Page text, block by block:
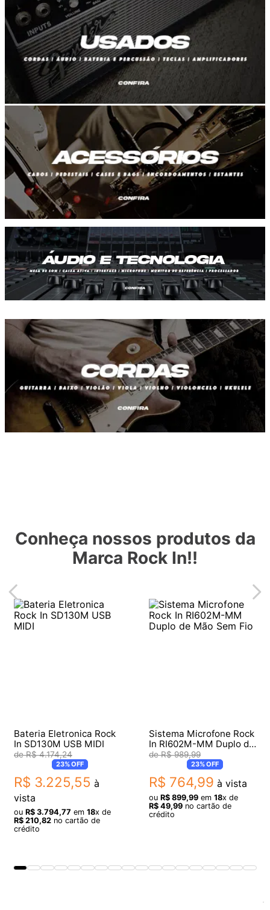
Conheça nossos produtos da
Marca Rock In!!
Bateria Eletronica Rock
In SD130M USB MIDI
R$ 4.174,24
23%OFF
R$ 3.225,55 à
vista
ou R$ 3.794,77 em 18x de
R$ 210,82 no cartão de
crédito
Sistema Microfone Rock
In RI602M-MM Duplo de
Mão Sem Fio
R$ 989,99
23%OFF
R$ 764,99 à vista
ou R$ 899,99 em 18x de
R$ 49,99 no cartão de
crédito